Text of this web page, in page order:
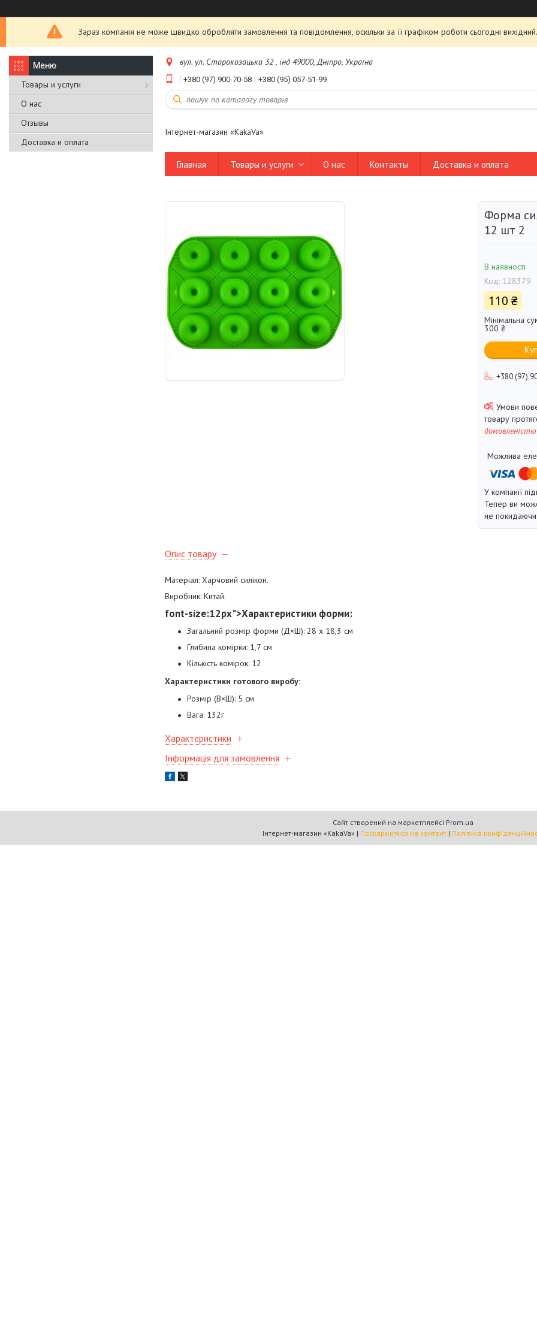
Зараз компанія не може швидко обробляти замовлення та повідомлення, оскільки за її графіком роботи сьогодні
Товары и услуги
О нас
Отзывы
Доставка и оплата
вул. ул. Старокозацька 32 , інд 49000, Дніпро, Україна
+380 (97) 900-70-58 +380 (95) 057-51-99
Інтернет-магазин «KakaVa»
Главная Товары и услуги О нас Контакты Доставка и оплата
Форма
12 шт 2
В наявності
Код: 128379
110 ₴
Мінімальна
300 ₴
+380 (97)
товару
домовленістю
У компанії
Тепер ви
не покидаючи
Опис товару
Матеріал: Харчовий силікон.
Виробник: Китай.
font-size:12px">Характеристики форми:
Загальний розмір форми (Д×Ш): 28 х 18,3 см
Глибина комірки: 1,7 см
Кількість комірок: 12
Характеристики готового виробу:
Розмір (В×Ш): 5 см
Вага: 132г
Характеристики
Інформація для замовлення
Сайт створений на маркетплейсі Prom.ua
Інтернет-магазин «KakaVa» | Поскаржитися на контент | Політика